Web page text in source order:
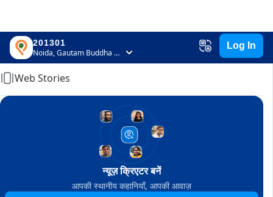
201301
Noida, Gautam Buddha Nagar, Uttar Pradesh
Log In
Home
Web Stories
न्यूज़ क्रिएटर बनें
आपकी स्थानीय कहानियाँ, आपकी आवाज़